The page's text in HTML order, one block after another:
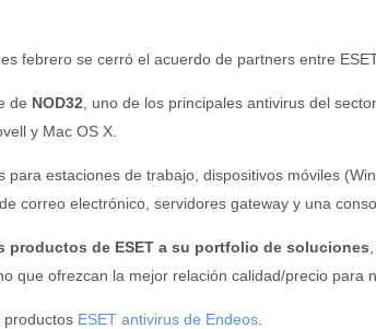
febrero se cerró el acuerdo de partners entre
de NOD32 , uno de los principales antivirus del
y Mac OS X.
para estaciones de trabajo, dispositivos móviles
correo electrónico, servidores gateway y una
productos de ESET a su portfolio de soluciones
que ofrezcan la mejor relación calidad/precio para
productos ESET antivirus de Endeos.